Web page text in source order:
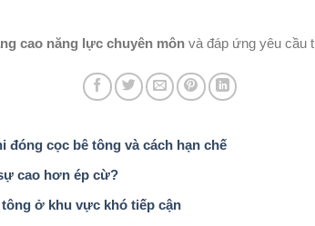
cao năng lực chuyên mônvà đáp ứng yêu cầu
cọc bê tông và cách hạn chế
cao hơn ép cừ?
ở khu vực khó tiếp cận